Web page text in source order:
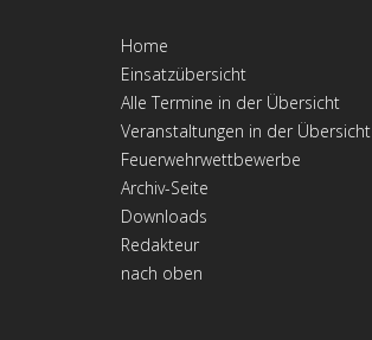
Home
Einsatzübersicht
Alle Termine in der Übersicht
Veranstaltungen in der Übersicht
Feuerwehrwettbewerbe
Archiv-Seite
Downloads
Redakteur
nach oben